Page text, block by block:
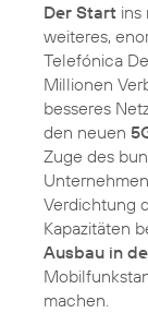
Der Start ins
weiteres,
Telefónica
Millionen
besseres
den neuen
Zuge des
Verdichtung
Kapazitäten
Ausbau in
machen.